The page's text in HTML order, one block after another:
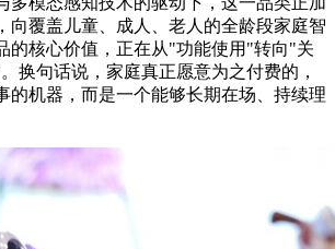
向覆盖儿童、成人、老人的全龄段家庭智
核心价值，正在从"功能使用"转向"关
换句话说，家庭真正愿意为之付费的，
的机器，而是一个能够长期在场、持续理